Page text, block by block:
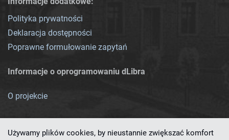
Polityka prywatności
Deklaracja dostępności
Poprawne formułowanie zapytań
Informacje o oprogramowaniu dLibra
O projekcie
Używamy plików cookies, by nieustannie zwiększać komfort